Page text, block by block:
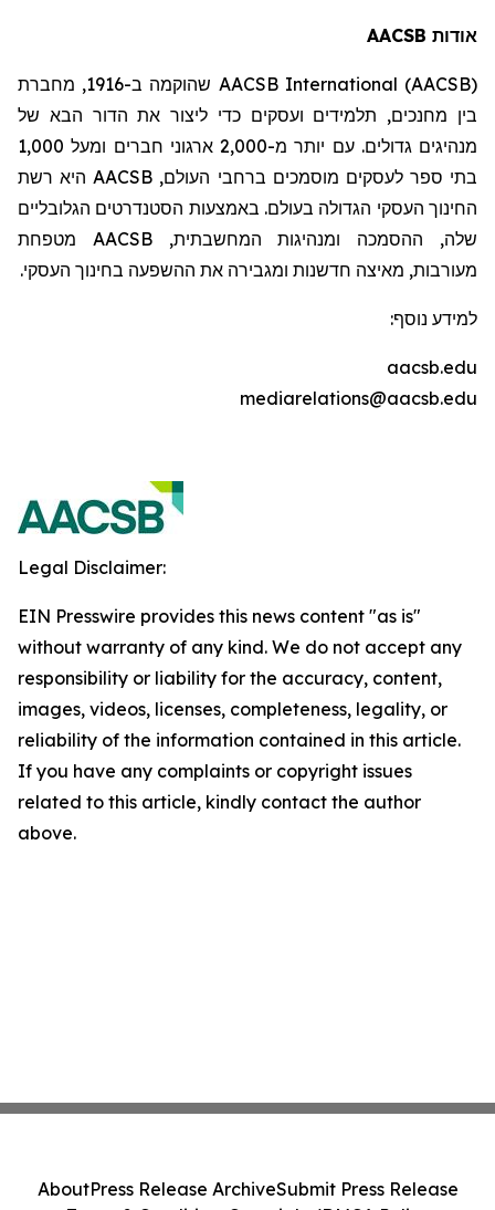
אודות AACSB
AACSB International (AACSB) שהוקמה ב-1916,
מחברת
בין מחנכים, תלמידים ועסקים כדי ליצור את הדור הבא של
מנהיגים גדולים. עם יותר מ-2,000 ארגוני חברים ומעל 1,000
בתי ספר לעסקים מוסמכים ברחבי העולם, AACSBהיא רשת
החינוך העסקי הגדולה בעולם. באמצעות הסטנדרטים הגלובליים
שלה, ההסמכה ומנהיגות המחשבתית,AACSB מטפחת
מעורבות, מאיצה חדשנות ומגבירה את ההשפעה בחינוך העסקי.
למידע נוסף:
aacsb.edu
mediarelations@aacsb.edu
Legal Disclaimer:
EIN Presswire provides this news content "as is"
without warranty of any kind. We do not accept any
responsibility or liability for the accuracy, content,
images, videos, licenses, completeness, legality, or
reliability of the information contained in this article.
If you have any complaints or copyright issues
related to this article, kindly contact the author
above.
AboutPress Release ArchiveSubmit Press Release